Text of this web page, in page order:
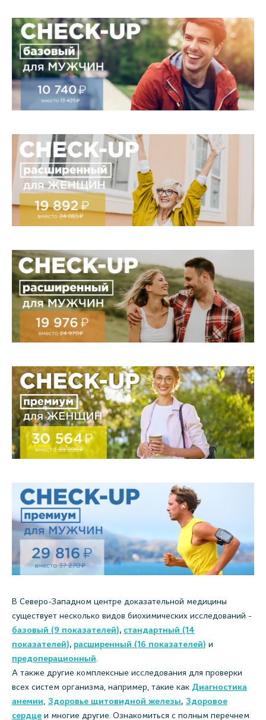
В Северо-Западном центре доказательной медицины
существует несколько видов биохимических исследований -
базовый (9 показателей), стандартный (14
показателей), расширенный (16 показателей) и
предоперационный.
А также другие комплексные исследования для проверки
всех систем организма, например, такие как Диагностика
анемии, Здоровье щитовидной железы, Здоровое
сердце и многие другие. Ознакомиться с полным перечнем